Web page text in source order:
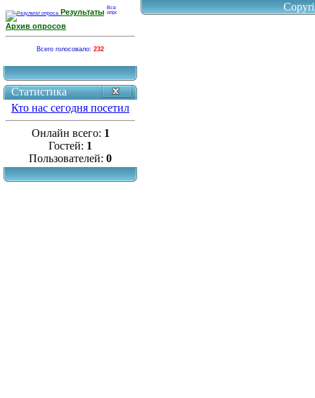
Результаты
Архив опросов
Всего голосовало: 232
Статистика
Кто нас сегодня посетил
Онлайн всего: 1
Гостей: 1
Пользователей: 0